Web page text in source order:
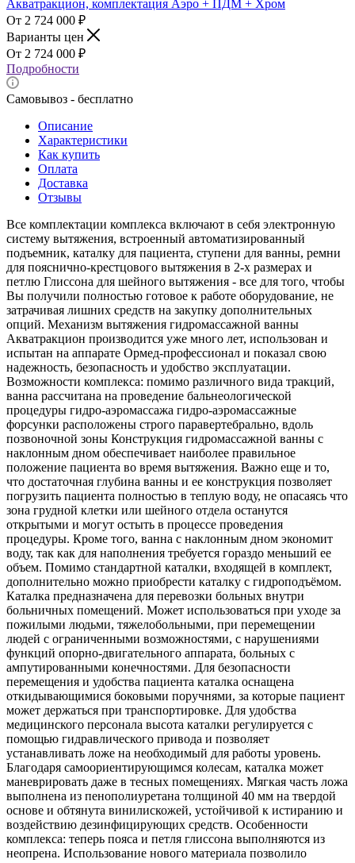
2 724 000 ₽
Варианты цен
2 724 000 ₽
Подробности
Самовывоз - бесплатно
Описание
Характеристики
Как купить
Оплата
Доставка
Отзывы
Все комплектации комплекса включают в себя электронную
систему вытяжения, встроенный автоматизированный
подъемник, каталку для пациента, ступени для ванны, ремни
для пояснично-крестцового вытяжения в 2-х размерах и
петлю Глиссона для шейного вытяжения - все для того, чтобы
Вы получили полностью готовое к работе оборудование, не
затрачивая лишних средств на закупку дополнительных
опций. Механизм вытяжения гидромассажной ванны
Акватракцион производится уже много лет, использован и
испытан на аппарате Ормед-профессионал и показал свою
надежность, безопасность и удобство эксплуатации.
Возможности комплекса: помимо различного вида тракций,
ванна рассчитана на проведение бальнеологической
процедуры гидро-аэромассажа гидро-аэромассажные
форсунки расположены строго паравертебрально, вдоль
позвоночной зоны Конструкция гидромассажной ванны с
наклонным дном обеспечивает наиболее правильное
положение пациента во время вытяжения. Важно еще и то,
что достаточная глубина ванны и ее конструкция позволяет
погрузить пациента полностью в теплую воду, не опасаясь что
зона грудной клетки или шейного отдела останутся
открытыми и могут остыть в процессе проведения
процедуры. Кроме того, ванна с наклонным дном экономит
воду, так как для наполнения требуется гораздо меньший ее
объем. Помимо стандартной каталки, входящей в комплект,
дополнительно можно приобрести каталку с гидроподъёмом.
Каталка предназначена для перевозки больных внутри
больничных помещений. Может использоваться при уходе за
пожилыми людьми, тяжелобольными, при перемещении
людей с ограниченными возможностями, с нарушениями
функций опорно-двигательного аппарата, больных с
ампутированными конечностями. Для безопасности
перемещения и удобства пациента каталка оснащена
откидывающимися боковыми поручнями, за которые пациент
может держаться при транспортировке. Для удобства
медицинского персонала высота каталки регулируется с
помощью гидравлического привода и позволяет
устанавливать ложе на необходимый для работы уровень.
Благодаря самоориентирующимся колесам, каталка может
маневрировать даже в тесных помещениях. Мягкая часть ложа
выполнена из пенополиуретана толщиной 40 мм на твердой
основе и обтянута винилискожей, устойчивой к истиранию и
воздействию дезинфицирующих средств. Особенности
комплекса: теперь пояса и петля глиссона выполняются из
неопрена. Использование нового материала позволило